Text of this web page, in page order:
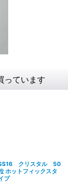
っています
クリスタル 50
ホットフィックスタ
プ